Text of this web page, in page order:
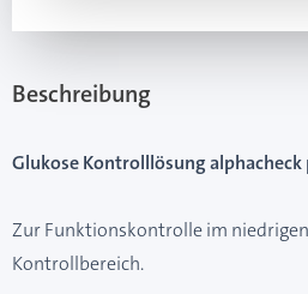
Beschreibung
Glukose Kontrolllösung alphacheck
Zur Funktionskontrolle im
Kontrollbereich.